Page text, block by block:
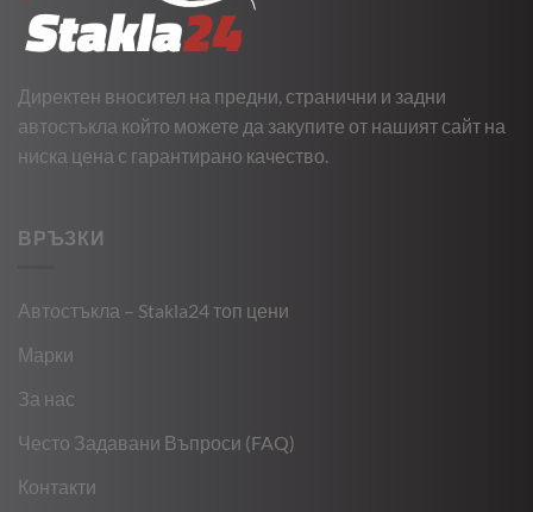
Директен вносител на предни, странични и задни
автостъкла който можете да закупите от нашият сайт на
ниска цена с гарантирано качество.
ВРЪЗКИ
Автостъкла – Stakla24 топ цени
Марки
За нас
Често Задавани Въпроси (FAQ)
Контакти